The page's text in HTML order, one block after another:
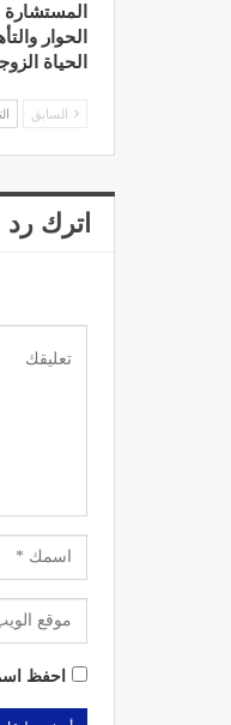
الحوار
الحياة
السابق
اترك رد
احفظ